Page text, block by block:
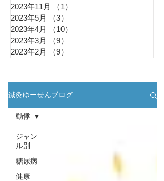
2023年11月
（1）
2023年5月
（3）
2023年4月
（10）
2023年3月
（9）
2023年2月
（9）
鍼灸ゆーせんブログ
ジャン
ル別
糖尿病
健康
動悸